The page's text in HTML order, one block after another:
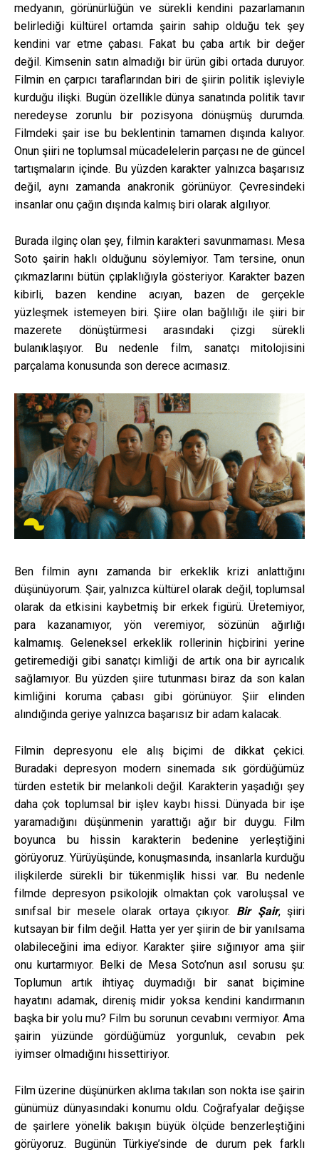
medyanın, görünürlüğün ve sürekli kendini pazarlamanın
belirlediği kültürel ortamda şairin sahip olduğu tek şey
kendini var etme çabası. Fakat bu çaba artık bir değer
değil. Kimsenin satın almadığı bir ürün gibi ortada duruyor.
Filmin en çarpıcı taraflarından biri de şiirin politik işleviyle
kurduğu ilişki. Bugün özellikle dünya sanatında politik tavır
neredeyse zorunlu bir pozisyona dönüşmüş durumda.
Filmdeki şair ise bu beklentinin tamamen dışında kalıyor.
Onun şiiri ne toplumsal mücadelelerin parçası ne de güncel
tartışmaların içinde. Bu yüzden karakter yalnızca başarısız
değil, aynı zamanda anakronik görünüyor. Çevresindeki
insanlar onu çağın dışında kalmış biri olarak algılıyor.
Burada ilginç olan şey, filmin karakteri savunmaması. Mesa
Soto şairin haklı olduğunu söylemiyor. Tam tersine, onun
çıkmazlarını bütün çıplaklığıyla gösteriyor. Karakter bazen
kibirli, bazen kendine acıyan, bazen de gerçekle
yüzleşmek istemeyen biri. Şiire olan bağlılığı ile şiiri bir
mazerete dönüştürmesi arasındaki çizgi sürekli
bulanıklaşıyor. Bu nedenle film, sanatçı mitolojisini
parçalama konusunda son derece acımasız.
Ben filmin aynı zamanda bir erkeklik krizi anlattığını
düşünüyorum. Şair, yalnızca kültürel olarak değil, toplumsal
olarak da etkisini kaybetmiş bir erkek figürü. Üretemiyor,
para kazanamıyor, yön veremiyor, sözünün ağırlığı
kalmamış. Geleneksel erkeklik rollerinin hiçbirini yerine
getiremediği gibi sanatçı kimliği de artık ona bir ayrıcalık
sağlamıyor. Bu yüzden şiire tutunması biraz da son kalan
kimliğini koruma çabası gibi görünüyor. Şiir elinden
alındığında geriye yalnızca başarısız bir adam kalacak.
Filmin depresyonu ele alış biçimi de dikkat çekici.
Buradaki depresyon modern sinemada sık gördüğümüz
türden estetik bir melankoli değil. Karakterin yaşadığı şey
daha çok toplumsal bir işlev kaybı hissi. Dünyada bir işe
yaramadığını düşünmenin yarattığı ağır bir duygu. Film
boyunca bu hissin karakterin bedenine yerleştiğini
görüyoruz. Yürüyüşünde, konuşmasında, insanlarla kurduğu
ilişkilerde sürekli bir tükenmişlik hissi var. Bu nedenle
filmde depresyon psikolojik olmaktan çok varoluşsal ve
sınıfsal bir mesele olarak ortaya çıkıyor. Bir Şair, şiiri
kutsayan bir film değil. Hatta yer yer şiirin de bir yanılsama
olabileceğini ima ediyor. Karakter şiire sığınıyor ama şiir
onu kurtarmıyor. Belki de Mesa Soto’nun asıl sorusu şu:
Toplumun artık ihtiyaç duymadığı bir sanat biçimine
hayatını adamak, direniş midir yoksa kendini kandırmanın
başka bir yolu mu? Film bu sorunun cevabını vermiyor. Ama
şairin yüzünde gördüğümüz yorgunluk, cevabın pek
iyimser olmadığını hissettiriyor.
Film üzerine düşünürken aklıma takılan son nokta ise şairin
günümüz dünyasındaki konumu oldu. Coğrafyalar değişse
de şairlere yönelik bakışın büyük ölçüde benzerleştiğini
görüyoruz. Bugünün Türkiye’sinde de durum pek farklı